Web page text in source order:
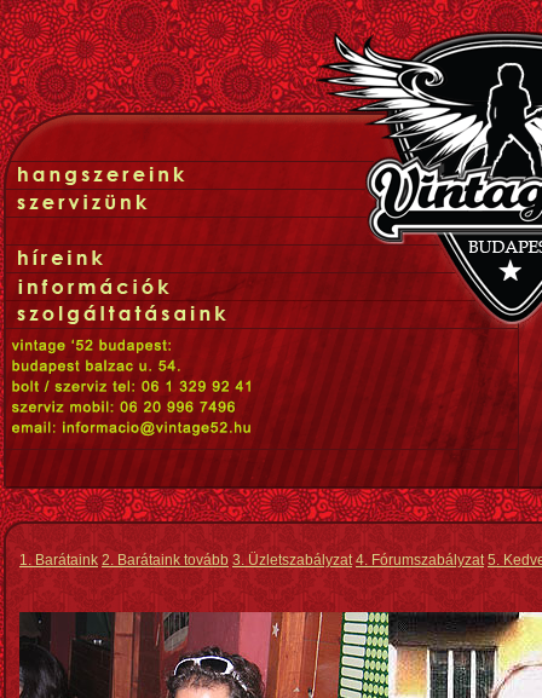
1. Barátaink 2. Barátaink tovább 3. Üzletszabályzat 4. Fórumszabályzat 5.